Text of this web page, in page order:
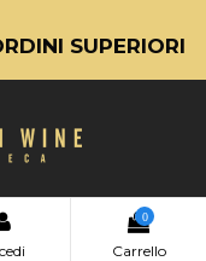
SUPERIORI
0
Carrello